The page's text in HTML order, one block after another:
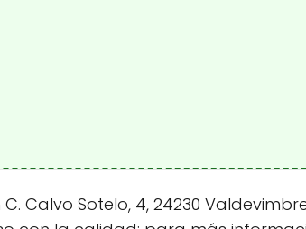
Sotelo, 4, 24230